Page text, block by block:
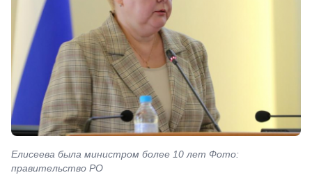
Елисеева была министром более 10 лет Фото:
правительство РО